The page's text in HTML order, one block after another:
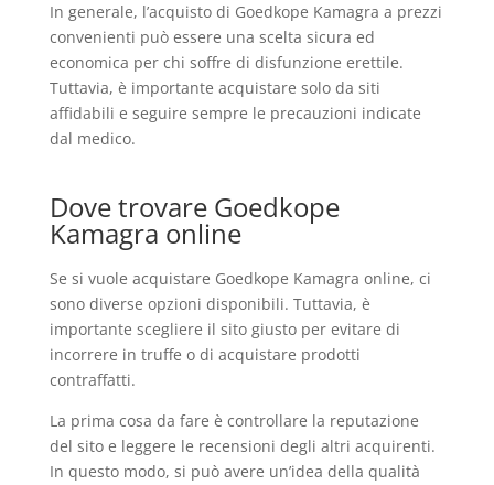
In generale, l’acquisto di Goedkope Kamagra a prezzi
convenienti può essere una scelta sicura ed
economica per chi soffre di disfunzione erettile.
Tuttavia, è importante acquistare solo da siti
affidabili e seguire sempre le precauzioni indicate
dal medico.
Dove trovare Goedkope
Kamagra online
Se si vuole acquistare Goedkope Kamagra online, ci
sono diverse opzioni disponibili. Tuttavia, è
importante scegliere il sito giusto per evitare di
incorrere in truffe o di acquistare prodotti
contraffatti.
La prima cosa da fare è controllare la reputazione
del sito e leggere le recensioni degli altri acquirenti.
In questo modo, si può avere un’idea della qualità